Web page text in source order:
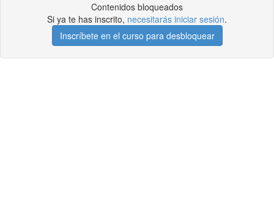
Contenidos bloqueados
Si ya te has inscrito, necesitarás iniciar sesión.
Inscríbete en el curso para desbloquear